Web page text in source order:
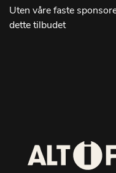
Uten våre faste
dette tilbudet